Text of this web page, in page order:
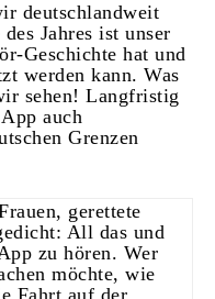
deutschlandweit
Jahres ist unser
Geschichte hat und
werden kann. Was
sehen! Langfristig
auch
Grenzen
gerettete
All das und
zu hören. Wer
möchte, wie